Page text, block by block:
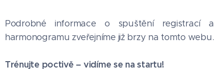
Podrobné informace o spuštění registrací a
harmonogramu zveřejníme již brzy na tomto webu.
Trénujte poctivě – vidíme se na startu!